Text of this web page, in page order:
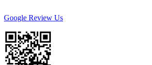
Google Review Us